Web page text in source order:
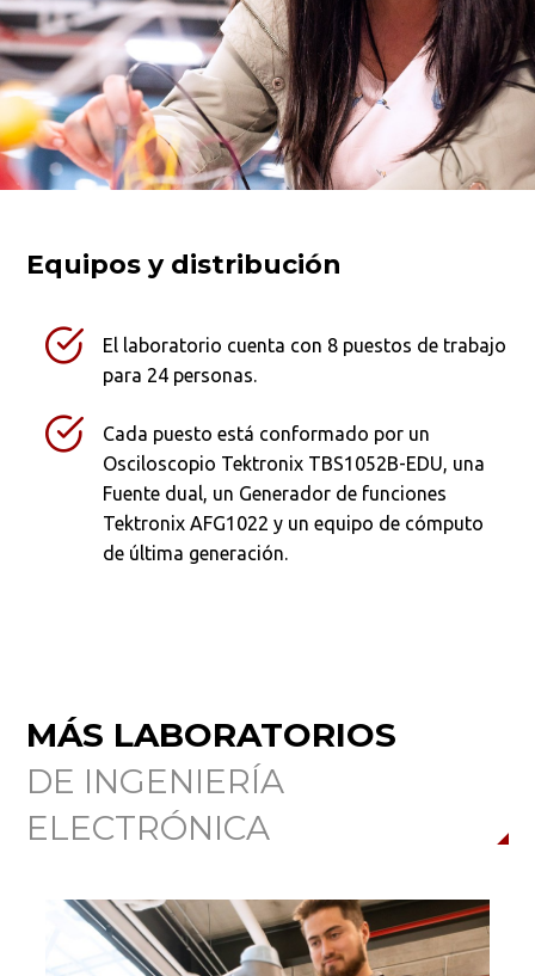
Equipos y distribución
El laboratorio cuenta con 8 puestos de trabajo
para 24 personas.
Cada puesto está conformado por un
Osciloscopio Tektronix TBS1052B-EDU, una
Fuente dual, un Generador de funciones
Tektronix AFG1022 y un equipo de cómputo
de última generación.
MÁS LABORATORIOS
DE INGENIERÍA
ELECTRÓNICA
¿Qué buscas?
Buscar en: *
Buscar